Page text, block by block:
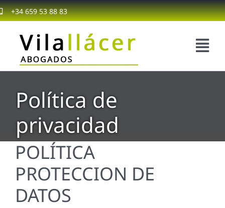
Saltar
contenido
+34 659 53 88 83
Política de
privacidad
POLÍTICA
PROTECCION DE
DATOS